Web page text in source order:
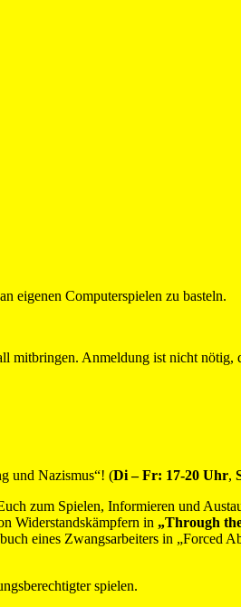
eigenen Computerspielen zu basteln.
mitbringen. Anmeldung ist nicht
und Nazismus“! (Di – Fr: 17-20 Uhr,
zum Spielen, Informieren und
Widerstandskämpfern in „Through
eines Zwangsarbeiters in „Forced
spielen.